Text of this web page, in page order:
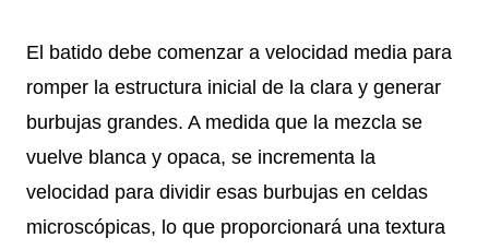
El batido debe comenzar a velocidad media para
romper la estructura inicial de la clara y generar
burbujas grandes. A medida que la mezcla se
vuelve blanca y opaca, se incrementa la
velocidad para dividir esas burbujas en celdas
microscópicas, lo que proporcionará una textura